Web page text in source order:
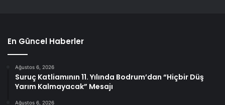
En Güncel Haberler
Ağustos 6, 2026
Suruç Katliamının 11. Yılında Bodrum’dan “Hiçbir Düş
Yarım Kalmayacak” Mesajı
Ağustos 6, 2026